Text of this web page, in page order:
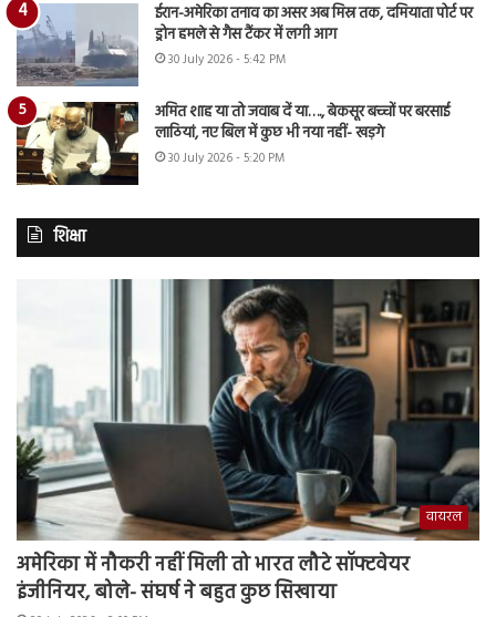
ईरान-अमेरिका तनाव का असर अब मिस्र तक, दमियाता पोर्ट पर
ड्रोन हमले से गैस टैंकर में लगी आग
30 July 2026 - 5:42 PM
अमित शाह या तो जवाब दें या…., बेकसूर बच्चों पर बरसाई
लाठियां, नए बिल में कुछ भी नया नहीं- खड़गे
30 July 2026 - 5:20 PM
शिक्षा
वायरल
अमेरिका में नौकरी नहीं मिली तो भारत लौटे सॉफ्टवेयर
इंजीनियर, बोले- संघर्ष ने बहुत कुछ सिखाया